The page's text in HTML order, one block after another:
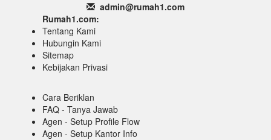
admin@rumah1.com
Rumah1.com:
Tentang Kami
Hubungin Kami
Sitemap
Kebijakan Privasi
Cara Beriklan
FAQ - Tanya Jawab
Agen - Setup Profile Flow
Agen - Setup Kantor Info